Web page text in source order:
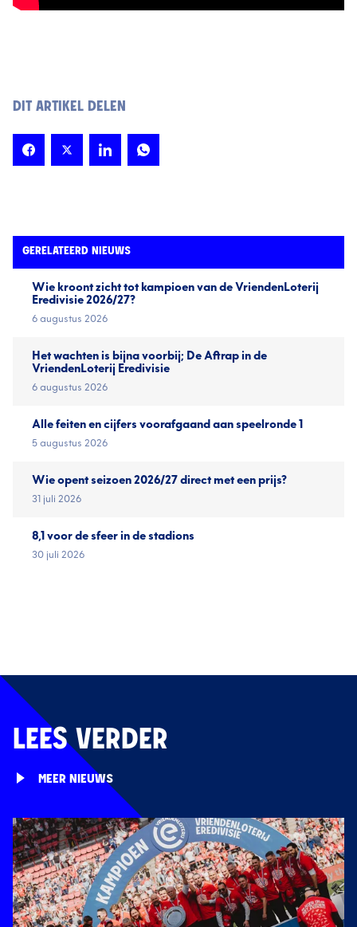
DIT ARTIKEL DELEN
GERELATEERD NIEUWS
Wie kroont zicht tot kampioen van de VriendenLoterij
Eredivisie 2026/27?
6 augustus 2026
Het wachten is bijna voorbij; De Aftrap in de
VriendenLoterij Eredivisie
6 augustus 2026
Alle feiten en cijfers voorafgaand aan speelronde 1
5 augustus 2026
Wie opent seizoen 2026/27 direct met een prijs?
31 juli 2026
8,1 voor de sfeer in de stadions
30 juli 2026
LEES VERDER
MEER NIEUWS